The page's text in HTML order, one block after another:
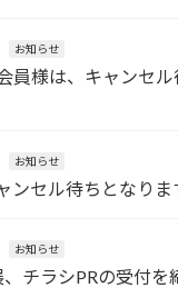
お知らせ
員様は、キャンセル
お知らせ
ンセル待ちとなりま
お知らせ
チラシPRの受付を